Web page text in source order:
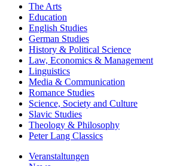
The Arts
Education
English Studies
German Studies
History & Political Science
Law, Economics & Management
Linguistics
Media & Communication
Romance Studies
Science, Society and Culture
Slavic Studies
Theology & Philosophy
Peter Lang Classics
Veranstaltungen